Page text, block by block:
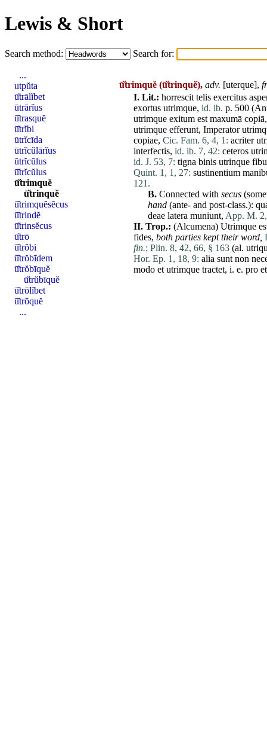
Lewis & Short
Search method: Search for:
ū̆trimquĕ (ū̆trinquĕ), adv. [uterque],
I. Lit.: horrescit telis exercitus
exortus utrimque, id. ib. p. 500
utrimque exitum est maxumā copiā
utrimque efferunt, Imperator
copiae, Cic. Fam. 6, 4, 1: acriter
interfectis, id. ib. 7, 42: ceteros
id. J. 53, 7: tigna binis utrinque
Quint. 1, 1, 27: sustinentium
121.
B. Connected with secus
hand (ante- and post-class.):
deae latera muniunt, App. M.
II. Trop.: (Alcumena) Utrimque
fides, both parties kept their word,
fin.; Plin. 8, 42, 66, § 163 (al.
Hor. Ep. 1, 18, 9: alia sunt non
modo et utrimque tractet, i. e. pro et
...
utpŭta
ū̆trālĭbet
ūtrārĭus
ū̆trasquĕ
ū̆trĭbi
ūtrĭcīda
ūtrĭcŭlārĭus
ūtrĭcŭlus
ū̆trĭcŭlus
ū̆trimquĕ
ū̆trinquĕ
ū̆trimquĕsĕcus
ū̆trindĕ
ū̆trinsĕcus
ū̆trō
ū̆trŏbi
ū̆trŏbīdem
ū̆trŏbīquĕ
ū̆trŭbīquĕ
ū̆trōlĭbet
ū̆trōquĕ
...